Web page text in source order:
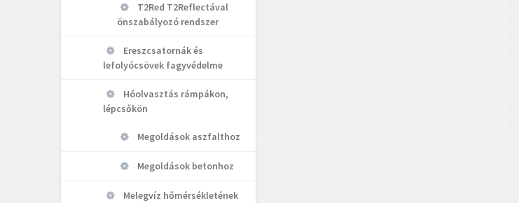
T2Red T2Reflectával
önszabályozó rendszer
Ereszcsatornák és
lefolyócsövek fagyvédelme
Hóolvasztás rámpákon,
lépcsőkön
Megoldások aszfalthoz
Megoldások betonhoz
Melegvíz hőmérsékletének